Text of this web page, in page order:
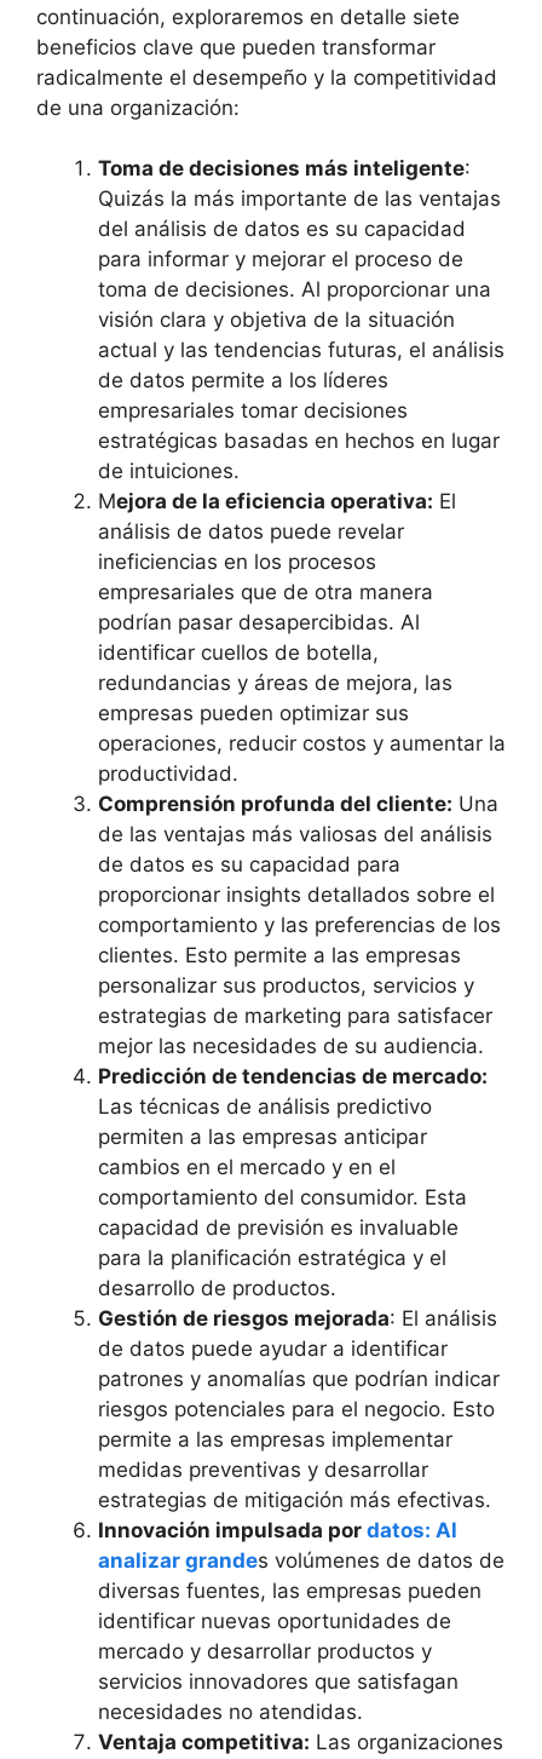
continuación, exploraremos en detalle siete
beneficios clave que pueden transformar
radicalmente el desempeño y la competitividad
de una organización:
Toma de decisiones más inteligente:
Quizás la más importante de las ventajas
del análisis de datos es su capacidad
para informar y mejorar el proceso de
toma de decisiones. Al proporcionar una
visión clara y objetiva de la situación
actual y las tendencias futuras, el análisis
de datos permite a los líderes
empresariales tomar decisiones
estratégicas basadas en hechos en lugar
de intuiciones.
Mejora de la eficiencia operativa: El
análisis de datos puede revelar
ineficiencias en los procesos
empresariales que de otra manera
podrían pasar desapercibidas. Al
identificar cuellos de botella,
redundancias y áreas de mejora, las
empresas pueden optimizar sus
operaciones, reducir costos y aumentar la
productividad.
Comprensión profunda del cliente: Una
de las ventajas más valiosas del análisis
de datos es su capacidad para
proporcionar insights detallados sobre el
comportamiento y las preferencias de los
clientes. Esto permite a las empresas
personalizar sus productos, servicios y
estrategias de marketing para satisfacer
mejor las necesidades de su audiencia.
Predicción de tendencias de mercado:
Las técnicas de análisis predictivo
permiten a las empresas anticipar
cambios en el mercado y en el
comportamiento del consumidor. Esta
capacidad de previsión es invaluable
para la planificación estratégica y el
desarrollo de productos.
Gestión de riesgos mejorada: El análisis
de datos puede ayudar a identificar
patrones y anomalías que podrían indicar
riesgos potenciales para el negocio. Esto
permite a las empresas implementar
medidas preventivas y desarrollar
estrategias de mitigación más efectivas.
Innovación impulsada por datos: Al
analizar grandes volúmenes de datos de
diversas fuentes, las empresas pueden
identificar nuevas oportunidades de
mercado y desarrollar productos y
servicios innovadores que satisfagan
necesidades no atendidas.
Ventaja competitiva: Las organizaciones